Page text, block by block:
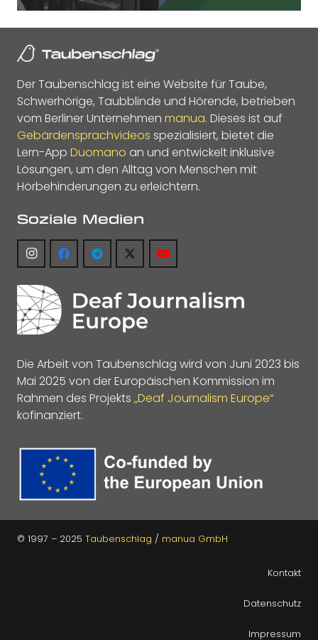
Der Taubenschlag ist eine Website für Taube,
Schwerhörige, Taubblinde und Hörende, betrieben
vom Berliner Unternehmen manua. Dieses ist auf
Gebärdensprachvideos spezialisiert, bietet die
Lern-App Duomano an und entwickelt inklusive
Lösungen, um den Alltag von Menschen mit
Hörbehinderungen zu erleichtern.
Soziale Medien
Die Arbeit von Taubenschlag wird von Juni 2023 bis
Mai 2025 von der Europäischen Kommission im
Rahmen des Projekts „Deaf Journalism Europe“
kofinanziert.
© 1997 – 2025 Taubenschlag / manua GmbH
Kontakt
Datenschutz
Impressum